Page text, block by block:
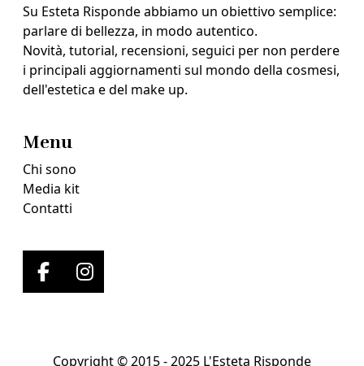
Su Esteta Risponde abbiamo un obiettivo semplice:
parlare di bellezza, in modo autentico.
Novità, tutorial, recensioni, seguici per non perdere
i principali aggiornamenti sul mondo della cosmesi,
dell'estetica e del make up.
Menu
Chi sono
Media kit
Contatti
Copyright © 2015 - 2025 L'Esteta Risponde